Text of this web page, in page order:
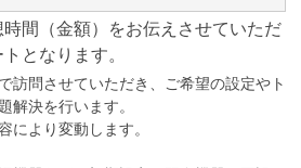
間（金額）をお伝えさせていただ
となります。
訪問させていただき、ご希望の設定やト
解決を行います。
により変動します。